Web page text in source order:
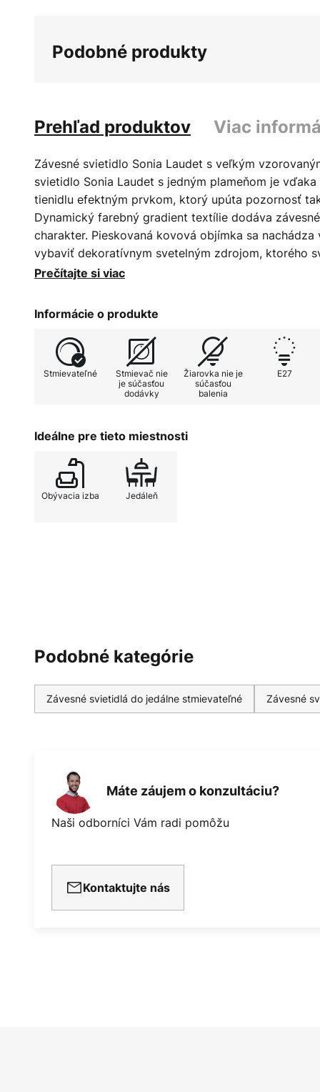
Podobné produkty
Prehľad produktov Viac
Závesné svietidlo Sonia Laudet s veľkým
svietidlo Sonia Laudet s jedným plameňom je
tienidlu efektným prvkom, ktorý upúta pozornosť
Dynamický farebný gradient textílie dodáva
charakter. Pieskovaná kovová objímka sa
vybaviť dekoratívnym svetelným zdrojom, ktorého
uhlom bez prekážok. Kábel potiahnutý textilom a
spolupráci s francúzskou dizajnérkou Soniou
Prečítajte si viac
Informácie o produkte
Stmievateľné
Stmievač nie
je súčasťou
dodávky
Žiarovka nie je
súčasťou
balenia
E27
Ideálne pre tieto miestnosti
Obývacia izba Jedáleň
Podobné kategórie
Závesné svietidlá do jedálne stmievateľné Závesné
Máte záujem o konzultáciu?
Naši odborníci Vám radi pomôžu
Kontaktujte nás